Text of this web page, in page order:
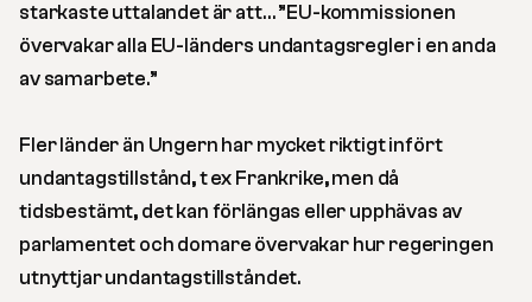
starkaste uttalandet är att… ”EU-kommissionen
övervakar alla EU-länders undantagsregler i en anda
av samarbete.”
Fler länder än Ungern har mycket riktigt infört
undantagstillstånd, t ex Frankrike, men då
tidsbestämt, det kan förlängas eller upphävas av
parlamentet och domare övervakar hur regeringen
utnyttjar undantagstillståndet.